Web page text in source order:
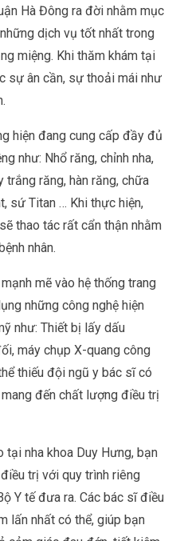
Hà Đông ra đời nhằm mục
dịch vụ tốt nhất trong
miệng. Khi thăm khám tại
sự ân cần, sự thoải mái như
hiện đang cung cấp đầy đủ
như: Nhổ răng, chỉnh nha,
trắng răng, hàn răng, chữa
sứ Titan … Khi thực hiện,
thao tác rất cẩn thận nhằm
nhân.
mẽ vào hệ thống trang
những công nghệ hiện
như: Thiết bị lấy dấu
máy chụp X-quang công
thiếu đội ngũ y bác sĩ có
đến chất lượng điều trị
tại nha khoa Duy Hưng, bạn
trị với quy trình riêng
Y tế đưa ra. Các bác sĩ điều
lấn nhất có thể, giúp bạn